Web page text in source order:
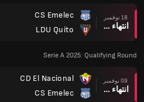
18 نوفمبر
انتهاء وقت المباراة
CS Emelec
LDU Quito
Serie A 2025: Qualifying Round
09 نوفمبر
انتهاء وقت المباراة
CD El Nacional
CS Emelec